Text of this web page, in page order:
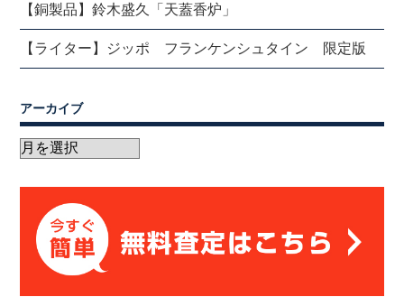
【銅製品】鈴木盛久「天蓋香炉」
【ライター】ジッポ フランケンシュタイン 限定版
アーカイブ